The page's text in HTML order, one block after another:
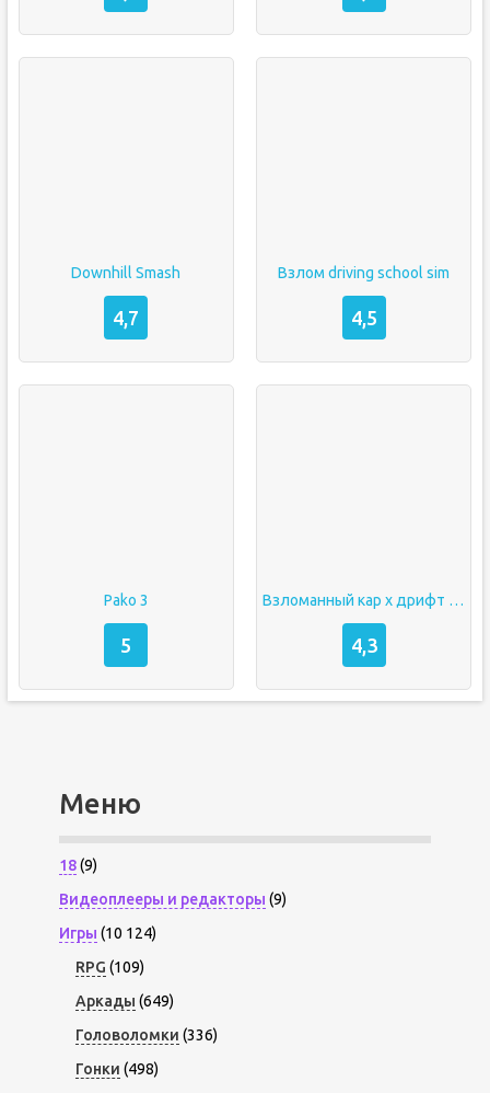
Downhill Smash
4,7
Взлом driving school sim
4,5
Pako 3
5
Взломанный кар х дрифт рейсинг 2
4,3
Меню
18(9)
Видеоплееры и редакторы (9)
Игры (10 124)
RPG (109)
Аркады (649)
Головоломки (336)
Гонки (498)